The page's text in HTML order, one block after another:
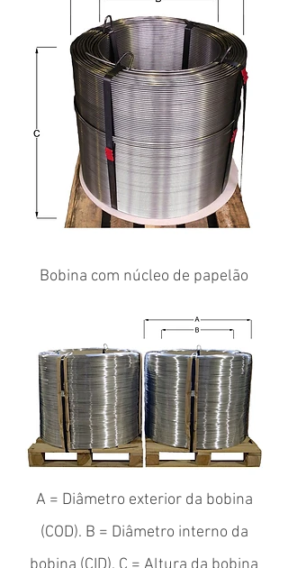
Bobina com núcleo de papelão
A = Diâmetro exterior da bobina
(COD). B = Diâmetro interno da